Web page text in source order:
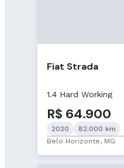
Fiat Strada
1.4 Hard Working
R$ 64.900
2020
82.000 km
Belo Horizonte, MG